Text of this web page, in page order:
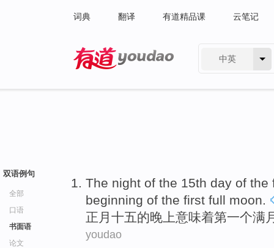
词典 翻译 有道精品课 云笔记
中英
双语例句
全部
口语
书面语
论文
The night of the 15th day of
beginning of the first full moon.
正 月十五的晚上意味着第一个满
youdao